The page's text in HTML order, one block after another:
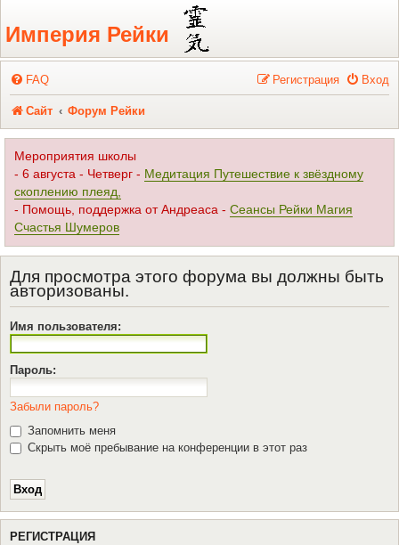
Регистрация
Империя Рейки
FAQ Вход
Регистрация
Сайт Форум Рейки
Мероприятия школы
- 6 августа - Четверг - Медитация Путешествие к звёздному
скоплению плеяд,
- Помощь, поддержка от Андреаса - Сеансы Рейки Магия
Счастья Шумеров
Для просмотра этого форума вы должны быть
авторизованы.
Имя пользователя:
Пароль:
Забыли пароль?
Запомнить меня
Скрыть моё пребывание на конференции в этот раз
РЕГИСТРАЦИЯ